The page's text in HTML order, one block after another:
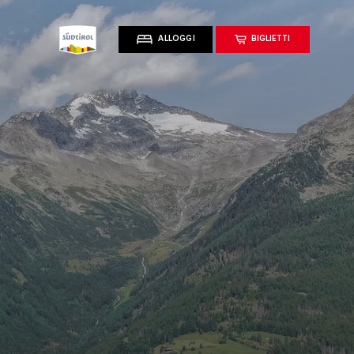
ALLOGGI BIGLIETTI